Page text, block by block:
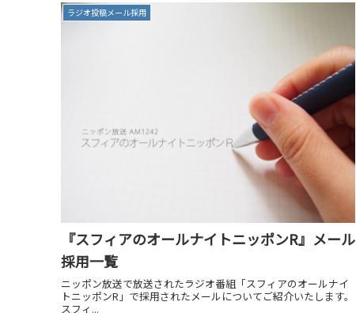
ラジオ投稿メール採用
『スフィアのオールナイトニッポンR』メール
採用一覧
ニッポン放送で放送されたラジオ番組「スフィアのオールナイ
トニッポンR」で採用されたメールについてご紹介いたします。
スフィ...